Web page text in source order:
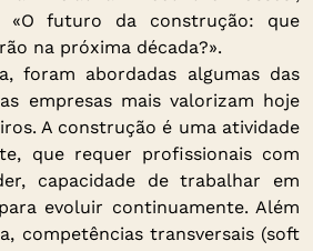
«O futuro da construção: que
na próxima década?».
foram abordadas algumas das
empresas mais valorizam hoje
A construção é uma atividade
que requer profissionais com
capacidade de trabalhar em
evoluir continuamente. Além
competências transversais (soft